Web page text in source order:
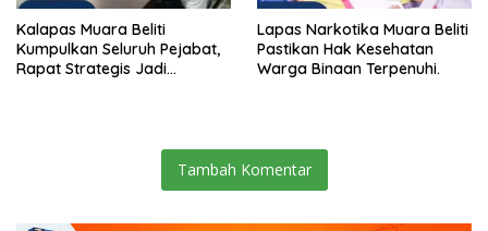
Kalapas Muara Beliti
Kumpulkan Seluruh Pejabat,
Rapat Strategis Jadi
Lapas Narkotika Muara Beliti
Pastikan Hak Kesehatan
Warga Binaan Terpenuhi.
Tambah Komentar